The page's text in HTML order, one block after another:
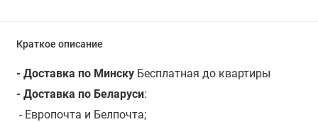
Краткое описание
- Доставка по МинскуБесплатная до квартиры
- Доставка по Беларуси:
- Европочта и Белпочта;